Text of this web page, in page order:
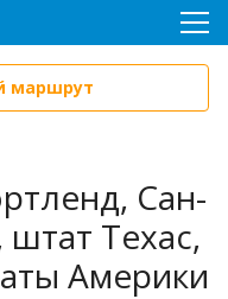
маршрут
Сан-
Техас,
Америки